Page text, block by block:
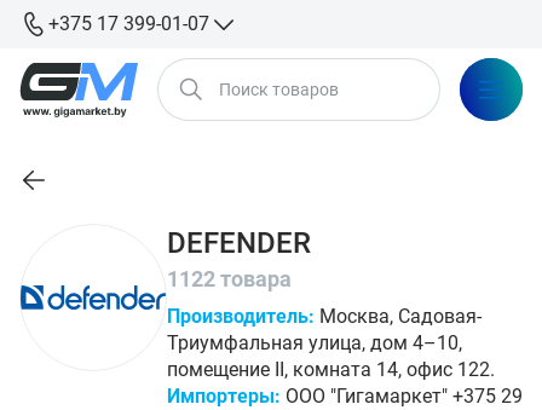
+375 17 399-01-07
DEFENDER
1122 товара
Производитель: Москва, Садовая-
Триумфальная улица, дом 4–10,
помещение II, комната 14, офис 122.
Импортеры: ООО "Гигамаркет" +375 29